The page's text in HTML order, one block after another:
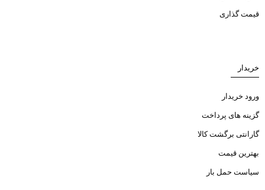
قیمت گذاری
خریدار
ورود خریدار
گزینه های پرداخت
گارانتی برگشت کالا
بهترین قیمت
سیاست حمل بار